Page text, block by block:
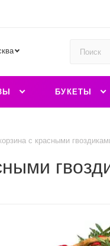
БУКЕТЫ
с красными